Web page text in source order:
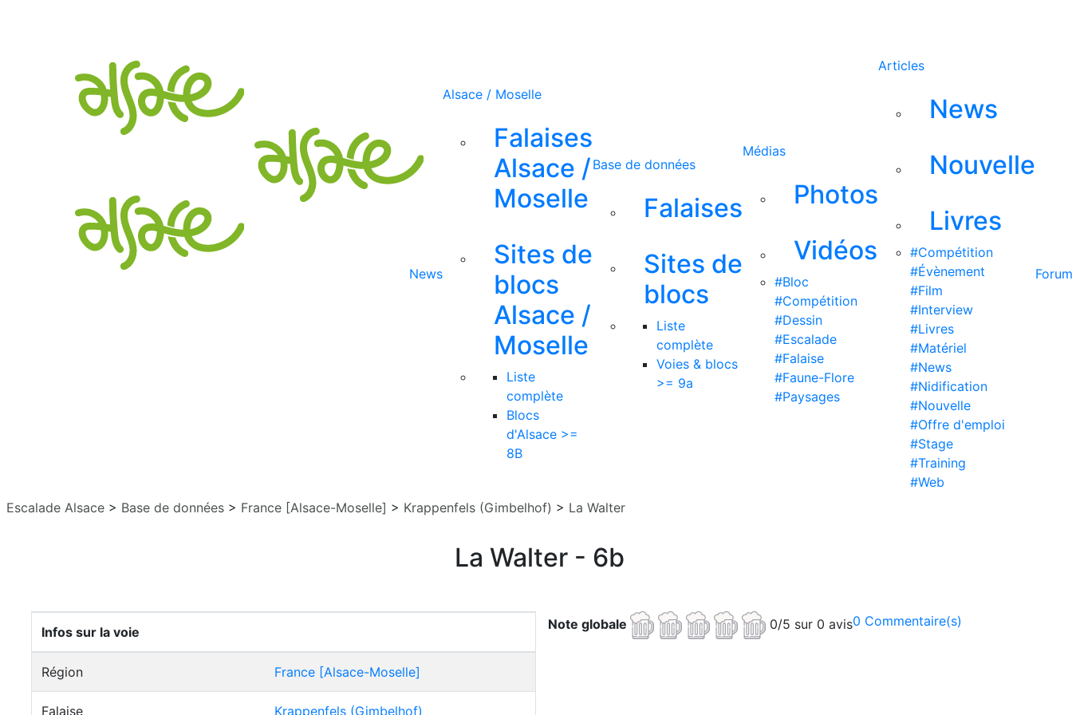
News
Alsace / Moselle
Falaises
Alsace /
Moselle
Sites de
blocs
Alsace /
Moselle
Liste
complète
Blocs
d'Alsace >=
8B
Base de données
Falaises
Sites de
blocs
Liste
complète
Voies & blocs
>= 9a
Médias
Photos
Vidéos
#Bloc
#Compétition
#Dessin
#Escalade
#Falaise
#Faune-Flore
#Paysages
Articles
News
Nouvelle
Livres
#Compétition
#Évènement
#Film
#Interview
#Livres
#Matériel
#News
#Nidification
#Nouvelle
#Offre d'emploi
#Stage
#Training
#Web
Forum
Escalade Alsace > Base de données > France [Alsace-Moselle] > Krappenfels (Gimbelhof) > La Walter
La Walter - 6b
Infos sur la voie
Région France [Alsace-Moselle]
Falaise Krappenfels (Gimbelhof)
0 Commentaire(s)
Note globale 0/5 sur 0 avis